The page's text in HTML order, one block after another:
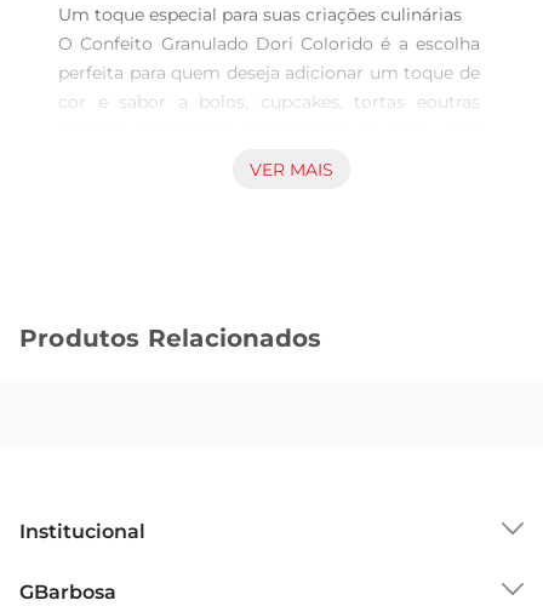
Um toque especial para suas criações culinárias
O Confeito Granulado Dori Colorido é a escolha
perfeita para quem deseja adicionar um toque de
cor e sabor a bolos, cupcakes, tortas eoutras
granulado é ideal para quem busca praticidade e
Produzido com ingredientes selecionados, o
granulado é um item indispensável na sua
Versatilidade na cozinha
VER MAIS
Produtos Relacionados
Institucional
GBarbosa